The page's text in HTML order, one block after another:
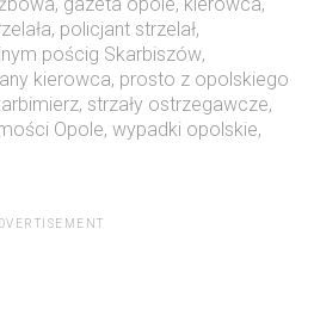
, policjant strzelał,
pościg Skarbiszów,
kierowca, prosto z opolskiego
, strzały ostrzegawcze,
Opole, wypadki opolskie,